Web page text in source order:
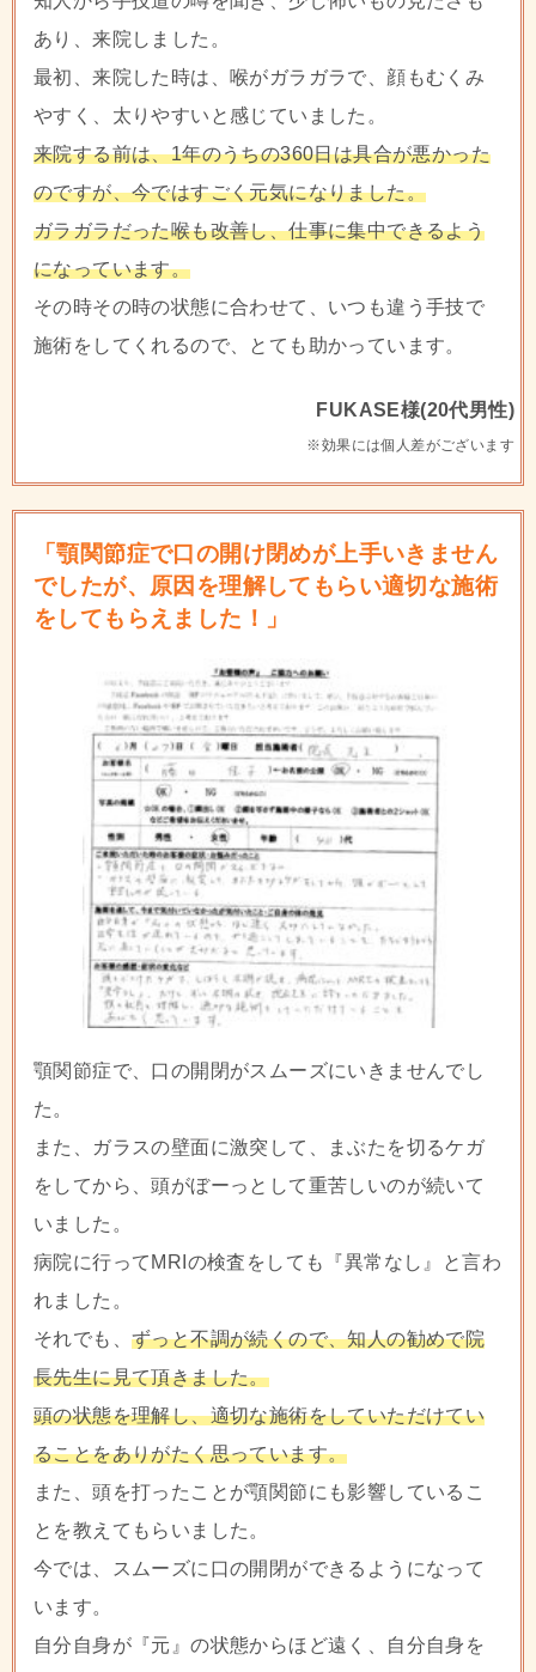
あり、来院しました。
最初、来院した時は、喉がガラガラで、顔もむくみ
やすく、太りやすいと感じていました。
来院する前は、1年のうちの360日は具合が悪かった
のですが、今ではすごく元気になりました。
ガラガラだった喉も改善し、仕事に集中できるよう
になっています。
その時その時の状態に合わせて、いつも違う手技で
施術をしてくれるので、とても助かっています。
FUKASE様(20代男性)
※効果には個人差がございます
「顎関節症で口の開け閉めが上手いきません
でしたが、原因を理解してもらい適切な施術
をしてもらえました！」
顎関節症で、口の開閉がスムーズにいきませんでし
た。
また、ガラスの壁面に激突して、まぶたを切るケガ
をしてから、頭がぼーっとして重苦しいのが続いて
いました。
病院に行ってMRIの検査をしても『異常なし』と言わ
れました。
それでも、 ずっと不調が続くので、知人の勧めで院
長先生に見て頂きました。
頭の状態を理解し、適切な施術をしていただけてい
ることをありがたく思っています。
また、頭を打ったことが顎関節にも影響しているこ
とを教えてもらいました。
今では、スムーズに口の開閉ができるようになって
います。
自分自身が『元』の状態からほど遠く、自分自身を